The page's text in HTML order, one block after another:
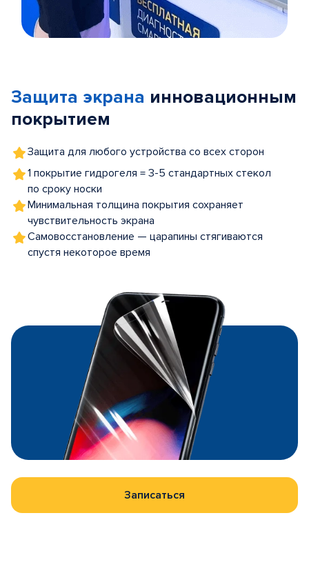
5
Защита экрана инновационным
покрытием
Защита для любого устройства со всех сторон
1 покрытие гидрогеля = 3-5 стандартных стекол
по сроку носки
Минимальная толщина покрытия сохраняет
чувствительность экрана
Самовосстановление — царапины стягиваются
спустя некоторое время
Записаться